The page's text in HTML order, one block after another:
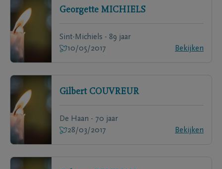
Georgette MICHIELS
Sint-Michiels - 89 jaar
10/05/2017
Bekijken
Gilbert COUVREUR
De Haan - 70 jaar
28/03/2017
Bekijken